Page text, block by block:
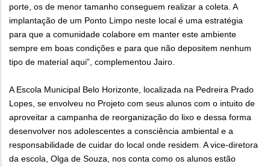
porte, os de menor tamanho conseguem realizar a coleta. A
implantação de um Ponto Limpo neste local é uma estratégia
para que a comunidade colabore em manter este ambiente
sempre em boas condições e para que não depositem nenhum
tipo de material aqui”, complementou Jairo.
A Escola Municipal Belo Horizonte, localizada na Pedreira Prado
Lopes, se envolveu no Projeto com seus alunos com o intuito de
aproveitar a campanha de reorganização do lixo e dessa forma
desenvolver nos adolescentes a consciência ambiental e a
responsabilidade de cuidar do local onde residem. A vice-diretora
da escola, Olga de Souza, nos conta como os alunos estão